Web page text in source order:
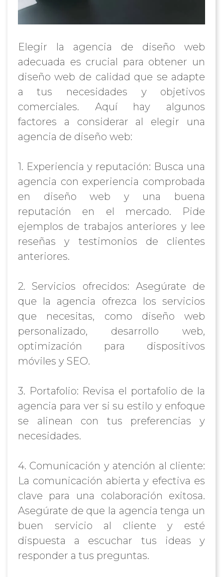
Elegir la agencia de diseño web
adecuada es crucial para obtener un
diseño web de calidad que se adapte
a tus necesidades y objetivos
comerciales. Aquí hay algunos
factores a considerar al elegir una
agencia de diseño web:
1. Experiencia y reputación: Busca una
agencia con experiencia comprobada
en diseño web y una buena
reputación en el mercado. Pide
ejemplos de trabajos anteriores y lee
reseñas y testimonios de clientes
anteriores.
2. Servicios ofrecidos: Asegúrate de
que la agencia ofrezca los servicios
que necesitas, como diseño web
personalizado, desarrollo web,
optimización para dispositivos
móviles y SEO.
3. Portafolio: Revisa el portafolio de la
agencia para ver si su estilo y enfoque
se alinean con tus preferencias y
necesidades.
4. Comunicación y atención al cliente:
La comunicación abierta y efectiva es
clave para una colaboración exitosa.
Asegúrate de que la agencia tenga un
buen servicio al cliente y esté
dispuesta a escuchar tus ideas y
responder a tus preguntas.